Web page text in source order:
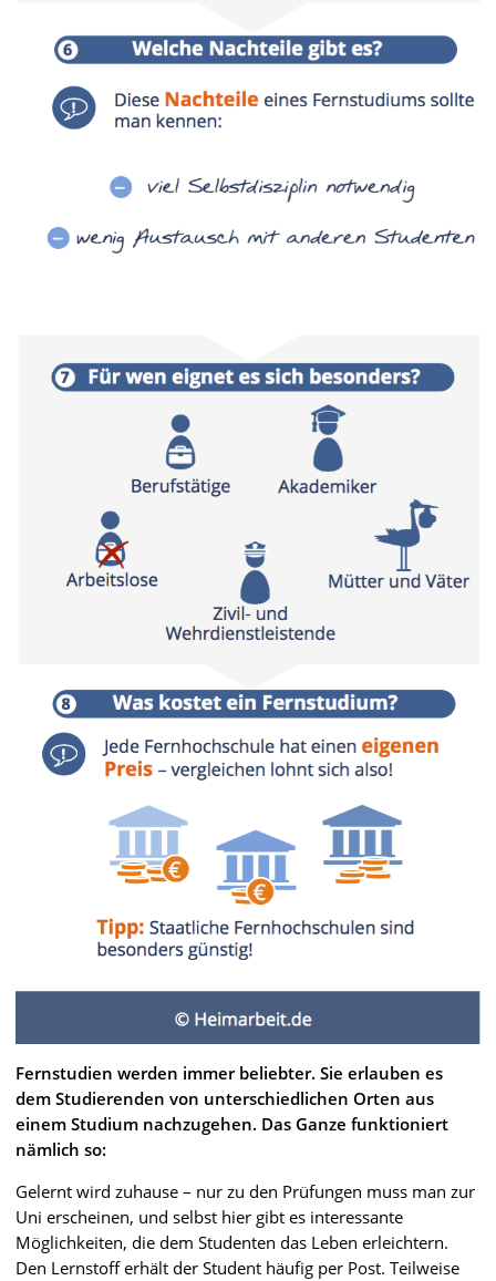
Fernstudien werden immer beliebter. Sie erlauben es
dem Studierenden von unterschiedlichen Orten aus
einem Studium nachzugehen. Das Ganze funktioniert
nämlich so:
Gelernt wird zuhause – nur zu den Prüfungen muss man zur
Uni erscheinen, und selbst hier gibt es interessante
Möglichkeiten, die dem Studenten das Leben erleichtern.
Den Lernstoff erhält der Student häufig per Post. Teilweise